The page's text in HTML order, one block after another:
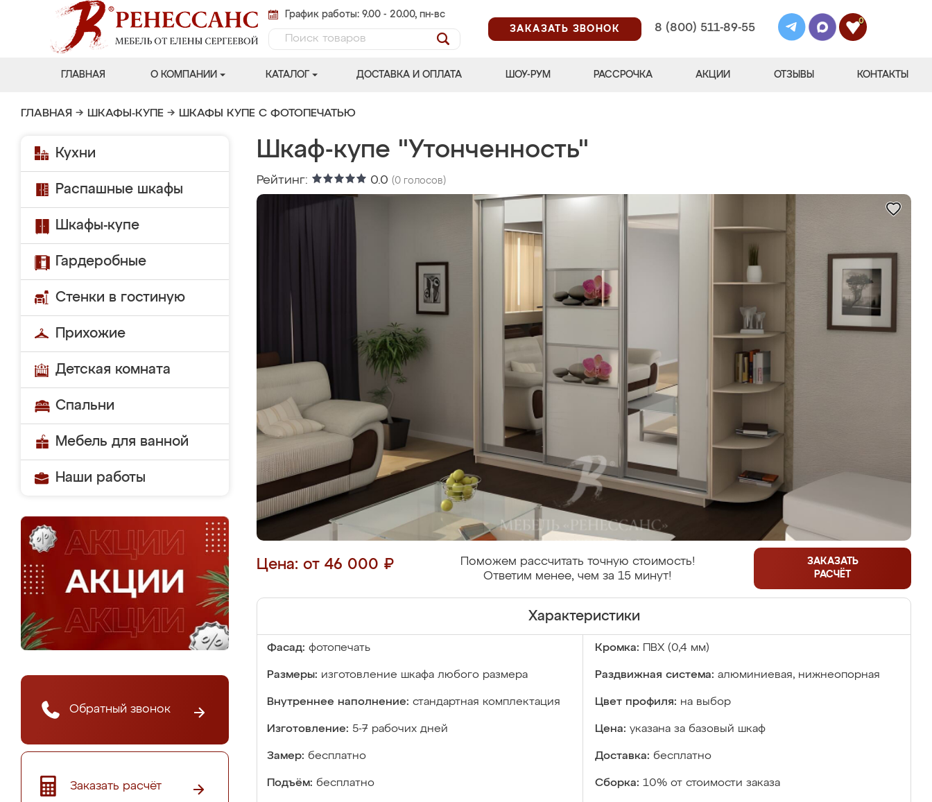
График работы: 9.00 - 20.00, пн-вс
ЗАКАЗАТЬ ЗВОНОК
8 (800) 511-89-55
0
ГЛАВНАЯ О КОМПАНИИ КАТАЛОГ ДОСТАВКА И ОПЛАТА ШОУ-РУМ РАССРОЧКА АКЦИИ ОТЗЫВЫ КОНТАКТЫ
ГЛАВНАЯ → ШКАФЫ-КУПЕ → ШКАФЫ КУПЕ С ФОТОПЕЧАТЬЮ
Кухни
Распашные шкафы
Шкафы-купе
Гардеробные
Стенки в гостиную
Прихожие
Детская комната
Спальни
Мебель для ванной
Наши работы
Обратный звонок
Заказать расчёт
Шкаф-купе "Утонченность"
Рейтинг: 0.0 (0 голосов)
Цена: от 46 000 ₽
Поможем рассчитать точную стоимость!
Ответим менее, чем за 15 минут!
ЗАКАЗАТЬ
РАСЧЁТ
Характеристики
Фасад: фотопечать Кромка: ПВХ (0,4 мм)
Размеры: изготовление шкафа любого размера Раздвижная система: алюминиевая, нижнеопорная
Внутреннее наполнение: стандартная комплектация Цвет профиля: на выбор
Изготовление: 5-7 рабочих дней Цена: указана за базовый шкаф
Замер: бесплатно Доставка: бесплатно
Подъём: бесплатно Сборка: 10% от стоимости заказа